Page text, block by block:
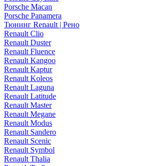
Porsche Macan
Porsche Panamera
Тюнинг Renault | Рено
Renault Clio
Renault Duster
Renault Fluence
Renault Kangoo
Renault Kaptur
Renault Koleos
Renault Laguna
Renault Latitude
Renault Master
Renault Megane
Renault Modus
Renault Sandero
Renault Scenic
Renault Symbol
Renault Thalia